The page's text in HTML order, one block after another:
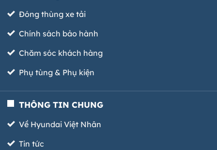
Đóng thùng xe tải
Chính sách bảo hành
Chăm sóc khách hàng
Phụ tùng & Phụ kiện
THÔNG TIN CHUNG
Về Hyundai Việt Nhân
Tin tức